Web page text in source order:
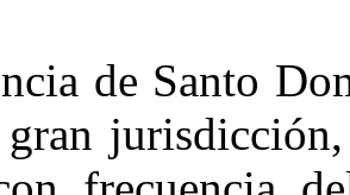
de Santo